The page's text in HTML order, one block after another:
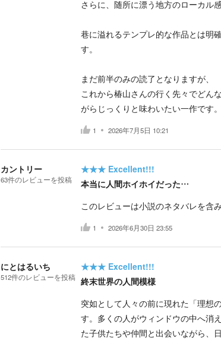
さらに、随所に漂う地方のローカル
巷に溢れるテンプレ的な作品とは明
す。
まだ前半のみの読了となりますが、
これから椿山さんの行く先々でどん
がらじっくりと味わいたい一作です。
1 2026年7月5日 10:21
カントリー
63件のレビューを投稿
★★★ Excellent!!!
本当に人間ホイホイだった…
このレビューは小説のネタバレを含み
1 2026年6月30日 23:55
にとはるいち
512件のレビューを投稿
★★★ Excellent!!!
終末世界の人間模様
突如として人々の前に現れた「理想
す。多くの人がウィンドウの中へ消
た子供たちや仲間と出会いながら、